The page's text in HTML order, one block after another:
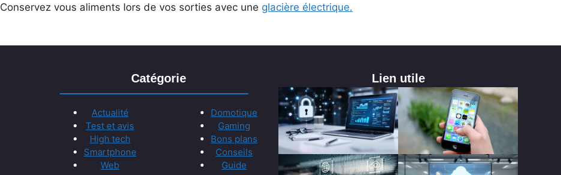
Conservez vous aliments lors de vos sorties avec une glacière électrique.
Catégorie
Actualité
Test et avis
High tech
Smartphone
Web
Domotique
Gaming
Bons plans
Conseils
Guide
Lien utile